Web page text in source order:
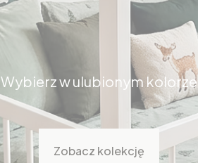
Wybierz w ulubionym kolorze
Zobacz kolekcję